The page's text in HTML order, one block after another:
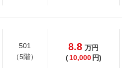
501
（5階）
8.8 万円
(10,000 円)